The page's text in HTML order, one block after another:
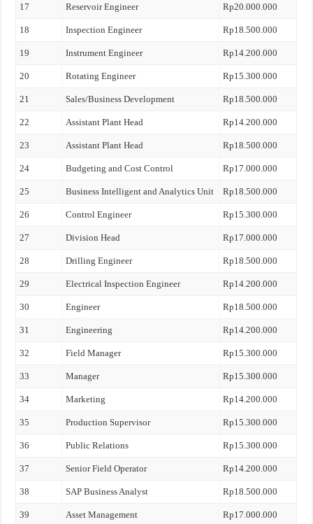
17 Reservoir Engineer Rp20.000.000
18 Inspection Engineer Rp18.500.000
19 Instrument Engineer Rp14.200.000
20 Rotating Engineer Rp15.300.000
21 Sales/Business Development Rp18.500.000
22 Assistant Plant Head Rp14.200.000
23 Assistant Plant Head Rp18.500.000
24 Budgeting and Cost Control Rp17.000.000
25 Business Intelligent and Analytics Unit Rp18.500.000
26 Control Engineer Rp15.300.000
27 Division Head Rp17.000.000
28 Drilling Engineer Rp18.500.000
29 Electrical Inspection Engineer Rp14.200.000
30 Engineer Rp18.500.000
31 Engineering Rp14.200.000
32 Field Manager Rp15.300.000
33 Manager Rp15.300.000
34 Marketing Rp14.200.000
35 Production Supervisor Rp15.300.000
36 Public Relations Rp15.300.000
37 Senior Field Operator Rp14.200.000
38 SAP Business Analyst Rp18.500.000
39 Asset Management Rp17.000.000